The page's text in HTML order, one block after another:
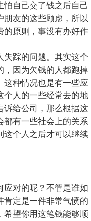
怕自己交了钱之后自己
朋友的这些顾虑，所以
的原则，事没有办好作
失踪的问题。其实这个
，因为欠钱的人都跑掉
这种情况也是有一些应
个人的一些经常去的地
诉给公司，那么根据这
都有一些社会上的关系
这个人之后才可以继续
应对的呢？不管是谁如
肯定是一件非常气愤的
希望你用这笔钱能够顺